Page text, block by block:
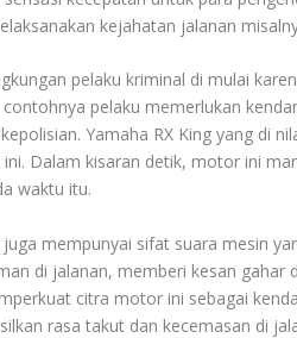
kejahatan jalanan
pelaku kriminal di mulai
pelaku memerlukan
Yamaha RX King yang di
Dalam kisaran detik, motor ini
waktu itu.
juga mempunyai sifat suara mesin
di jalanan, memberi kesan
citra motor ini sebagai
rasa takut dan kecemasan di